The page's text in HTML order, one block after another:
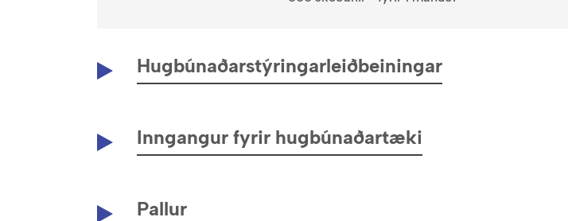
Hugbúnaðarstýringarleiðbeiningar
Inngangur fyrir hugbúnaðartæki
Pallur